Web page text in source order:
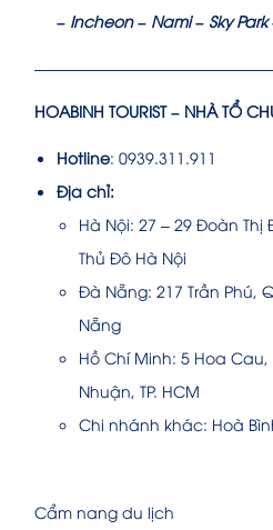
– Incheon – Nami – Sky
HOABINH TOURIST – NHÀ TỔ
Hotline: 0939.311.911
Địa chỉ:
Hà Nội: 27 – 29 Đoàn
Thủ Đô Hà Nội
Đà Nẵng: 217 Trần Phú,
Nẵng
Hồ Chí Minh: 5 Hoa
Nhuận, TP. HCM
Chi nhánh khác: Hoà
Cẩm nang du lịch